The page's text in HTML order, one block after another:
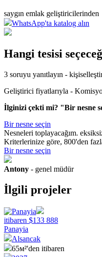
saygın emlak geliştiricilerinden
WhatsApp'ta katalog alın
Hangi tesisi
3 soruyu yanıtlayın -
Geliştirici fiyatlarıyla -
İlginizi çekti mi? "Bir nesne
Bir nesne seçin
Nesneleri toplayacağım.
Kriterlerinize göre, 800'den
Bir nesne seçin
Antony - genel müdür
İlgili projeler
itibaren $133 888
Panayia
Alsancak
65м²'den itibaren